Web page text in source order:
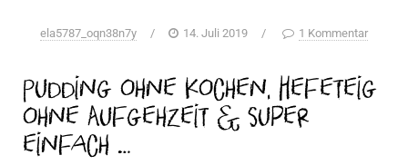
ela5787_oqn38n7y / 14. Juli 2019 / 1 Kommentar
Pudding ohne Kochen, Hefeteig
ohne Aufgehzeit & super
einfach …